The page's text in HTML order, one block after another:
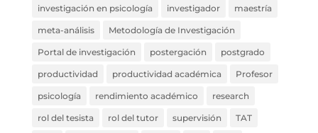
investigación en psicología investigador maestría
meta-análisis Metodología de Investigación
Portal de investigación postergación postgrado
productividad productividad académica Profesor
psicología rendimiento académico research
rol del tesista rol del tutor supervisión TAT